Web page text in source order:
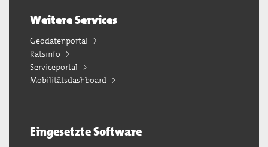
Weitere Services
Geodatenportal
Ratsinfo
Serviceportal
Mobilitätsdashboard
Eingesetzte Software